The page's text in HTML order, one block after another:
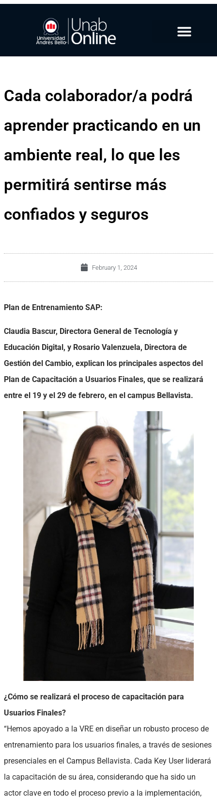
Cada colaborador/a podrá
aprender practicando en un
ambiente real, lo que les
permitirá sentirse más
confiados y seguros
February 1, 2024
Plan de Entrenamiento SAP:
Claudia Bascur, Directora General de Tecnología y
Educación Digital, y Rosario Valenzuela, Directora de
Gestión del Cambio, explican los principales aspectos del
Plan de Capacitación a Usuarios Finales, que se realizará
entre el 19 y el 29 de febrero, en el campus Bellavista.
¿Cómo se realizará el proceso de capacitación para
Usuarios Finales?
“Hemos apoyado a la VRE en diseñar un robusto proceso de
entrenamiento para los usuarios finales, a través de sesiones
presenciales en el Campus Bellavista. Cada Key User liderará
la capacitación de su área, considerando que ha sido un
actor clave en todo el proceso previo a la implementación,